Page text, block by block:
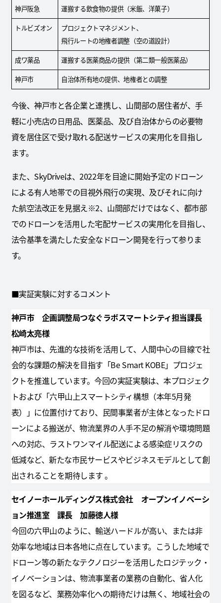
神戸阪急 運搬する飲食物の提供（米飯、洋菓子）
トルビズオン
プロジェクトマネジメント、
飛行ルートの地権者調整（空の道設計）
成ワ薬品 運搬する医薬商品の提供（第二類一般医薬品）
神戸市 自治体所有地の提供、地権者との調整
今後、神戸市と各企業と連携し、山間部の居住者が、手
軽に小売店の日用品、医薬品、及び自治体からの必要物
資を居住区で受け取れる配送サービスの実用化を目指し
ます。
また、SkyDriveは、2022年を目途に開始予定のドローン
による有人地帯での目視外飛行の実現、及びそれに向け
た航空法改正を見据え※2、山間部だけではなく、都市部
でのドローンを活用した宅配サービスの実用化を目指し、
法令基準を満たした安全なドローン開発を行って参りま
す。
■実証実験に対するコメント
神戸市 企画調整局つなぐラボスマートシティ担当課長
松崎太亮様
神戸市は、先進的な技術を活用して、人間中心の目線で社
会的な課題の解決を目指す「Be Smart KOBE」プロジェ
クトを推進しています。今回の実証実験は、本プロジェク
トおよび「六甲山上スマートシティ構想（本年5月発
表）」に位置付けており、民間事業者が主体となったドロ
ーンによる搬送が、物流業界の人手不足の解消や環境問題
への対応、ラストワンマイル配送による感染症リスクの
低減など、新たな市民サービスやビジネスモデルとして創
出されることを期待します 。
セイノーホールディングス株式会社 オープンイノベーシ
ョン推進室 課長 加藤徳人様
今回の六甲山のように、輸送ハードルが高い、または非
効率な地域は日本各地に点在しています。こうした地域で
ドローン等の新たなテクノロジーを活用したロジテック・
イノベーションは、物流事業者の業務の自動化、省人化
を図るなど、業務効率化への期待だけは無く、地域社会の